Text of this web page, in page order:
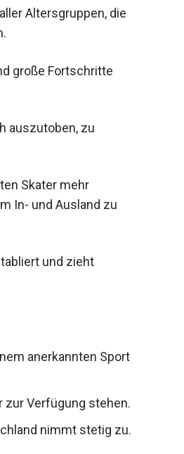
Altersgruppen, die
große Fortschritte
auszutoben, zu
Skater mehr
In- und Ausland zu
und zieht
anerkannten Sport
zur Verfügung stehen.
nimmt stetig zu.